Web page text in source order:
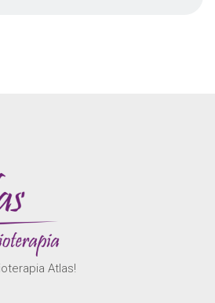
Atlas!